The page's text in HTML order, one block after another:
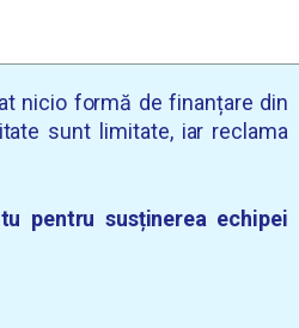
nicio formă de finanțare din
sunt limitate, iar reclama
pentru susținerea echipei